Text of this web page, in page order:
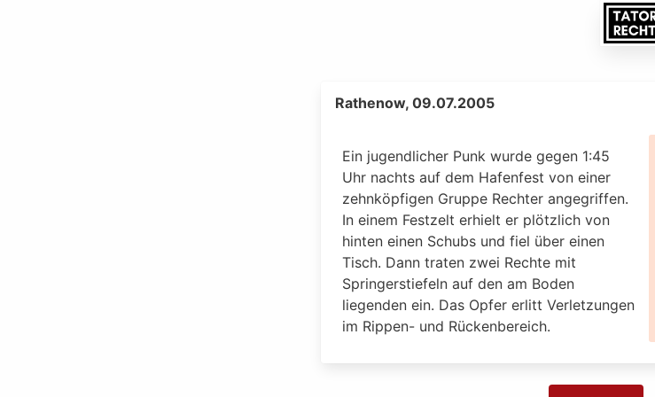
Rathenow, 09.07.2005
Ein jugendlicher Punk wurde gegen 1:45
Uhr nachts auf dem Hafenfest von einer
zehnköpfigen Gruppe Rechter angegriffen.
In einem Festzelt erhielt er plötzlich von
hinten einen Schubs und fiel über einen
Tisch. Dann traten zwei Rechte mit
Springerstiefeln auf den am Boden
liegenden ein. Das Opfer erlitt Verletzungen
im Rippen- und Rückenbereich.